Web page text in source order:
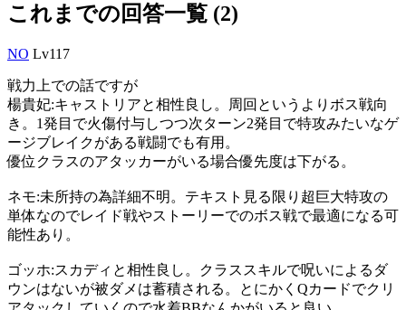
これまでの回答一覧 (2)
NO Lv117
戦力上での話ですが
楊貴妃:キャストリアと相性良し。周回というよりボス戦向
き。1発目で火傷付与しつつ次ターン2発目で特攻みたいなゲ
ージブレイクがある戦闘でも有用。
優位クラスのアタッカーがいる場合優先度は下がる。
ネモ:未所持の為詳細不明。テキスト見る限り超巨大特攻の
単体なのでレイド戦やストーリーでのボス戦で最適になる可
能性あり。
ゴッホ:スカディと相性良し。クラススキルで呪いによるダ
ウンはないが被ダメは蓄積される。とにかくQカードでクリ